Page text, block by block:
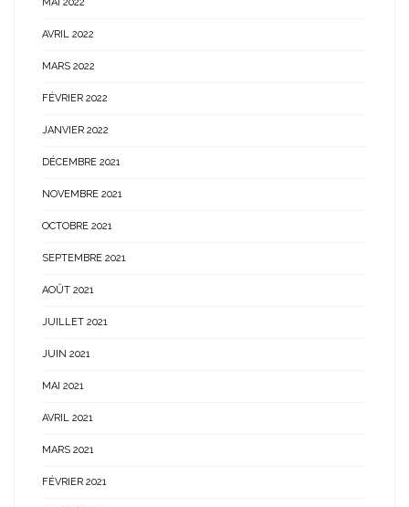
AVRIL 2022
MARS 2022
FÉVRIER 2022
JANVIER 2022
DÉCEMBRE 2021
NOVEMBRE 2021
OCTOBRE 2021
SEPTEMBRE 2021
AOÛT 2021
JUILLET 2021
JUIN 2021
MAI 2021
AVRIL 2021
MARS 2021
FÉVRIER 2021